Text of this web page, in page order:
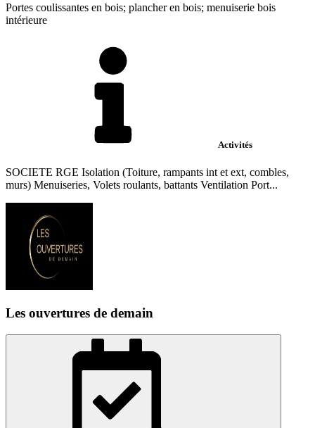
Portes coulissantes en bois; plancher en bois; menuiserie bois
intérieure
Activités
SOCIETE RGE Isolation (Toiture, rampants int et ext, combles,
murs) Menuiseries, Volets roulants, battants Ventilation Port...
Les ouvertures de demain